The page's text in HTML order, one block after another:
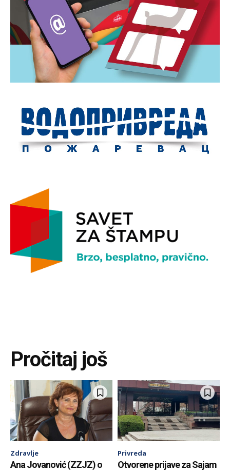
Pročitaj još
Zdravlje
Ana Jovanović (ZZJZ) o
Privreda
Otvorene prijave za Sajam